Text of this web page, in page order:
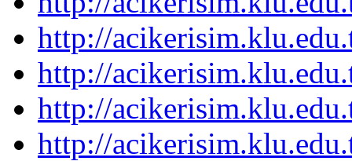
http://
http://
http://
http://